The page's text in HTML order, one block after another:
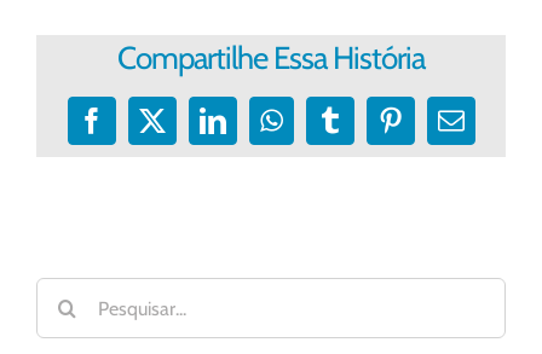
Compartilhe Essa História
Facebook
X LinkedInWhatsApp
TumblrPinterest
E-
Buscar
resultados
para: